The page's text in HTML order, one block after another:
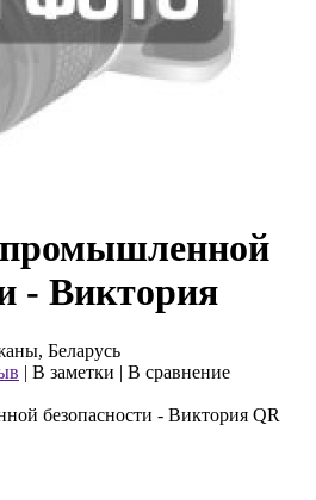
промышленной
- Виктория
Беларусь
| В заметки | В сравнение